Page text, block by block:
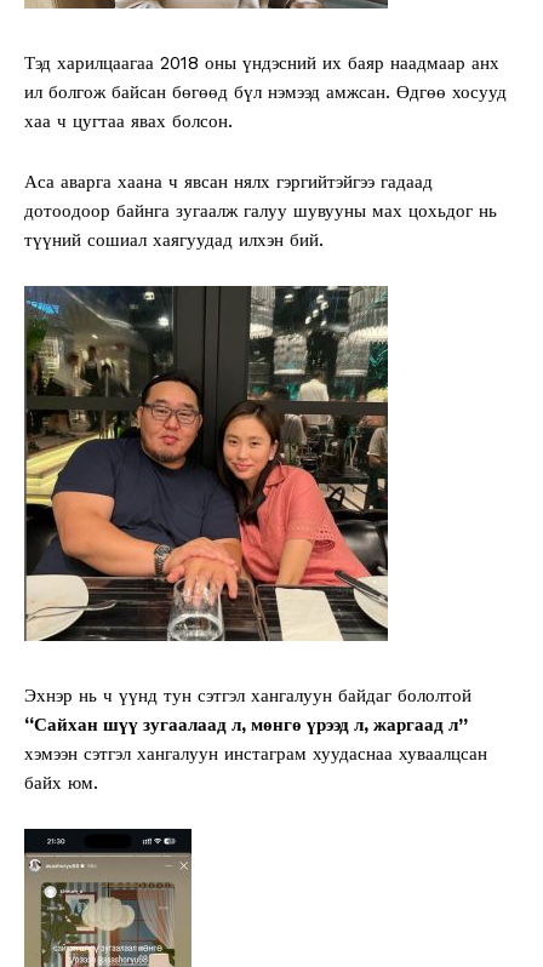
Тэд харилцаагаа 2018 оны үндэсний их баяр наадмаар анх
ил болгож байсан бөгөөд бүл нэмээд амжсан. Өдгөө хосууд
хаа ч цугтаа явах болсон.
Аса аварга хаана ч явсан нялх гэргийтэйгээ гадаад
дотоодоор байнга зугаалж галуу шувууны мах цохьдог нь
түүний сошиал хаягуудад илхэн бий.
Эхнэр нь ч үүнд тун сэтгэл хангалуун байдаг бололтой
“Сайхан шүү зугаалаад л, мөнгө үрээд л, жаргаад л”
хэмээн сэтгэл хангалуун инстаграм хуудаснаа хуваалцсан
байх юм.